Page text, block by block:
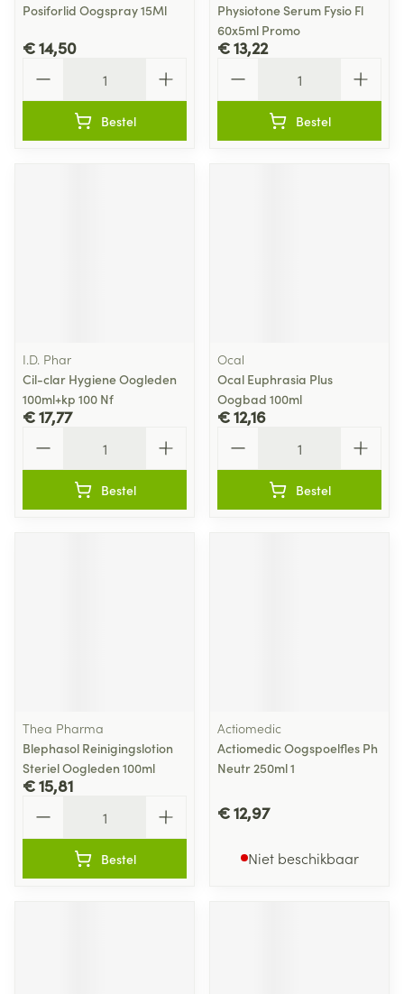
Posiforlid Oogspray 15Ml
€ 14,50
Bestel
Physiotone Serum Fysio Fl
60x5ml Promo
€ 13,22
Bestel
I.D. Phar
Cil-clar Hygiene Oogleden
100ml+kp 100 Nf
€ 17,77
Bestel
Ocal
Ocal Euphrasia Plus
Oogbad 100ml
€ 12,16
Bestel
Thea Pharma
Blephasol Reinigingslotion
Steriel Oogleden 100ml
€ 15,81
Bestel
Actiomedic
Actiomedic Oogspoelfles Ph
Neutr 250ml 1
€ 12,97
Niet beschikbaar